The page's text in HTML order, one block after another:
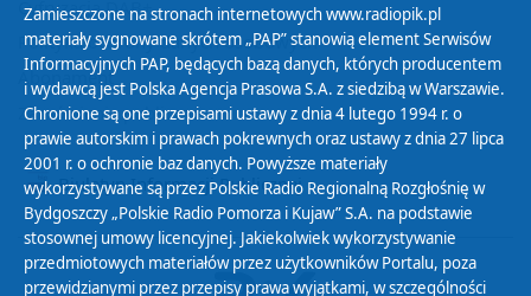
Cyfryzacja DAB+
Polityka ochrony danych osobowych
Abonament
Zamówienia publiczne
Biuletyn Informacji Publicznej
Zamieszczone na stronach internetowych www.radiopik.pl
materiały sygnowane skrótem „PAP” stanowią element Serwisów
Informacyjnych PAP, będących bazą danych, których producentem
i wydawcą jest Polska Agencja Prasowa S.A. z siedzibą w Warszawie.
Chronione są one przepisami ustawy z dnia 4 lutego 1994 r. o
prawie autorskim i prawach pokrewnych oraz ustawy z dnia 27 lipca
2001 r. o ochronie baz danych. Powyższe materiały
wykorzystywane są przez Polskie Radio Regionalną Rozgłośnię w
Bydgoszczy „Polskie Radio Pomorza i Kujaw” S.A. na podstawie
stosownej umowy licencyjnej. Jakiekolwiek wykorzystywanie
przedmiotowych materiałów przez użytkowników Portalu, poza
przewidzianymi przez przepisy prawa wyjątkami, w szczególności